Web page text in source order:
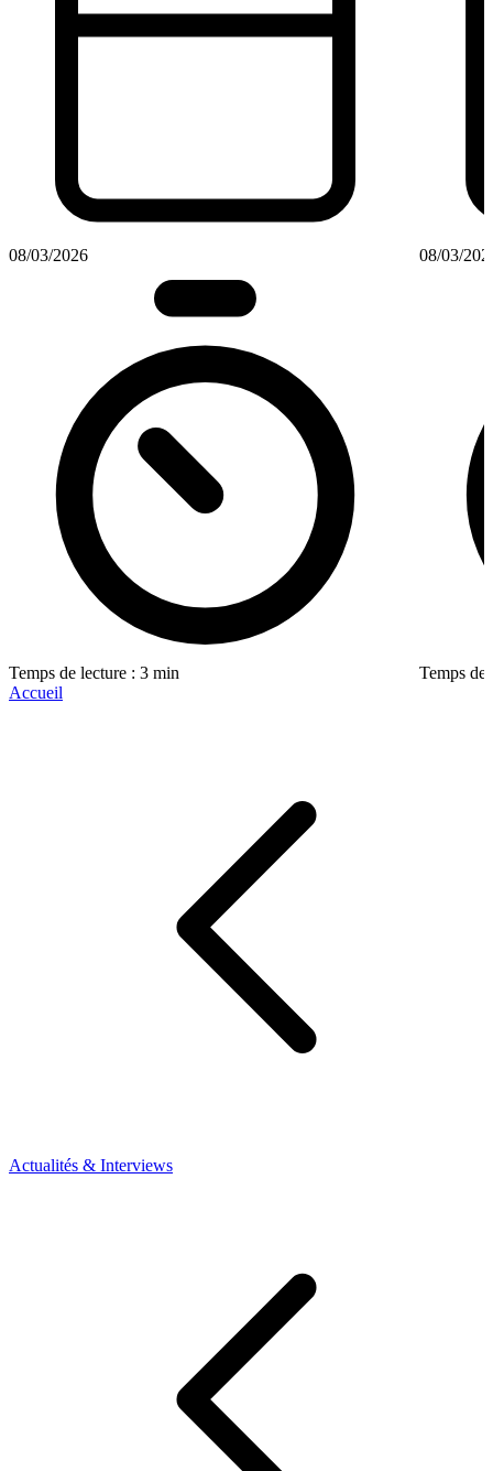
08/03/2026
Temps de lecture : 3 min
08/03/
Temps de
Accueil
Actualités & Interviews